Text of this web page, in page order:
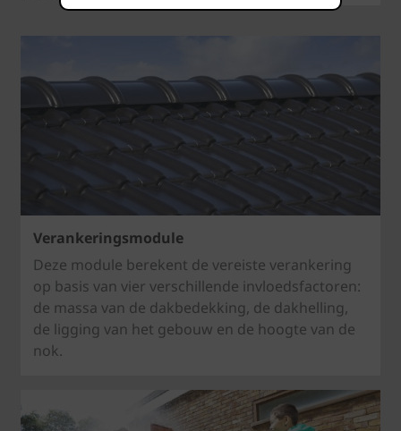
Verankeringsmodule
Deze module berekent de vereiste verankering
op basis van vier verschillende invloedsfactoren:
de massa van de dakbedekking, de dakhelling,
de ligging van het gebouw en de hoogte van de
nok.